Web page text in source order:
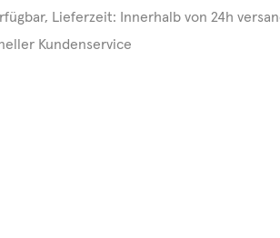
Lieferzeit: Innerhalb von 24h
Kundenservice